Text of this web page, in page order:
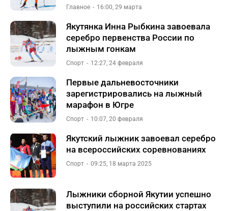
Главное 16:00, 29 марта
Якутянка Инна Рыбкина завоевала
серебро первенства России по
лыжным гонкам
Спорт 12:27, 24 февраля
Первые дальневосточники
зарегистрировались на лыжный
марафон в Югре
Спорт 10:07, 20 февраля
Якутский лыжник завоевал серебро
на всероссийских соревнованиях
Спорт 09:25, 18 марта 2025
Лыжники сборной Якутии успешно
выступили на российских стартах